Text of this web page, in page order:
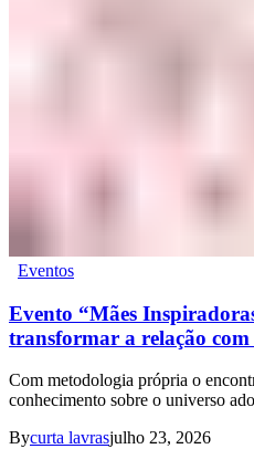
Eventos
Evento “Mães
transformar a relação com
Com metodologia própria o
conhecimento sobre o universo
Bycurta lavrasjulho 23, 2026